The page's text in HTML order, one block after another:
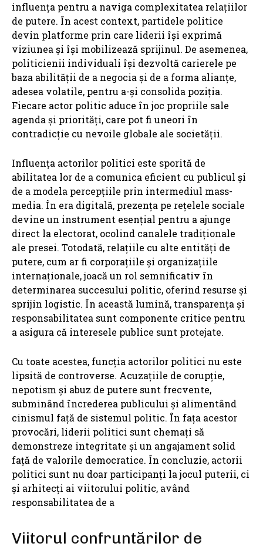
influența pentru a naviga complexitatea relațiilor
de putere. În acest context, partidele politice
devin platforme prin care liderii își exprimă
viziunea și își mobilizează sprijinul. De asemenea,
politicienii individuali își dezvoltă carierele pe
baza abilității de a negocia și de a forma alianțe,
adesea volatile, pentru a-și consolida poziția.
Fiecare actor politic aduce în joc propriile sale
agenda și priorități, care pot fi uneori în
contradicție cu nevoile globale ale societății.
Influența actorilor politici este sporită de
abilitatea lor de a comunica eficient cu publicul și
de a modela percepțiile prin intermediul mass-
media. În era digitală, prezența pe rețelele sociale
devine un instrument esențial pentru a ajunge
direct la electorat, ocolind canalele tradiționale
ale presei. Totodată, relațiile cu alte entități de
putere, cum ar fi corporațiile și organizațiile
internaționale, joacă un rol semnificativ în
determinarea succesului politic, oferind resurse și
sprijin logistic. În această lumină, transparența și
responsabilitatea sunt componente critice pentru
a asigura că interesele publice sunt protejate.
Cu toate acestea, funcția actorilor politici nu este
lipsită de controverse. Acuzațiile de corupție,
nepotism și abuz de putere sunt frecvente,
subminând încrederea publicului și alimentând
cinismul față de sistemul politic. În fața acestor
provocări, liderii politici sunt chemați să
demonstreze integritate și un angajament solid
față de valorile democratice. În concluzie, actorii
politici sunt nu doar participanți la jocul puterii, ci
și arhitecți ai viitorului politic, având
responsabilitatea de a
Viitorul confruntărilor de